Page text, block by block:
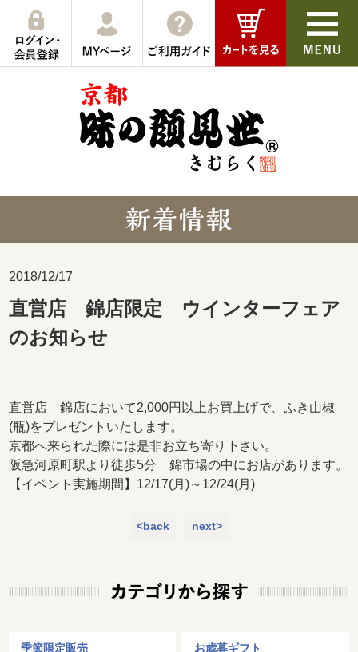
2018/12/17
直営店 錦店限定 ウインターフェア
のお知らせ
直営店 錦店において2,000円以上お買上げで、ふき山椒
(瓶)をプレゼントいたします。
京都へ来られた際には是非お立ち寄り下さい。
阪急河原町駅より徒歩5分 錦市場の中にお店があります。
【イベント実施期間】12/17(月)～12/24(月)
<back next>
季節限定販売 お歳暮ギフト